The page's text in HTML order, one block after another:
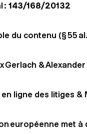
: 143/168/20132
du contenu (§ 55
Gerlach &
en ligne des litiges
européenne met